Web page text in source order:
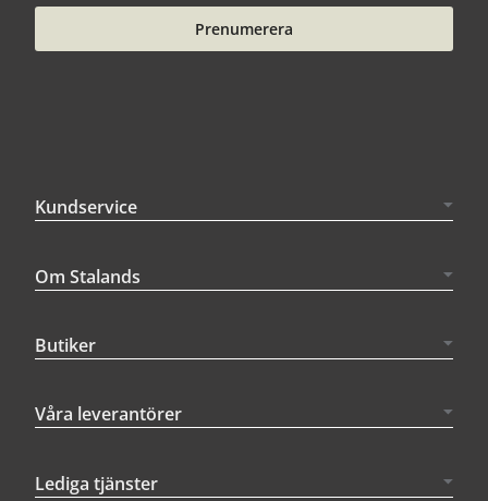
Prenumerera
Kundservice
Om Stalands
Butiker
Våra leverantörer
Lediga tjänster